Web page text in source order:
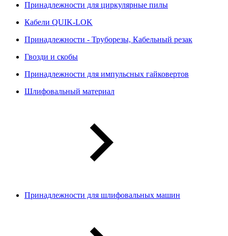
Принадлежности для циркулярные пилы
Кабели QUIK-LOK
Принадлежности - Труборезы, Кабельный резак
Гвозди и скобы
Принадлежности для импульсных гайковертов
Шлифовальный материал
Принадлежности для шлифовальных машин